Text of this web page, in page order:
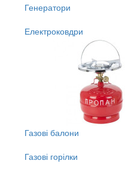
Генератори
Електроковдри
Газові балони
Газові горілки